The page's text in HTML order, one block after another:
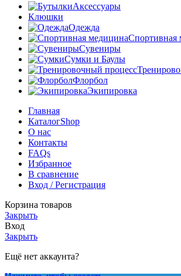
Аксессуары
Клюшки
Одежда
Спортивная
Сувениры
Сумки и Баулы
Флорбол
Экипировка
Главная
КаталогShop
О нас
Контакты
FAQs
Избранное
В сравнение
Вход / Регистрация
Корзина товаров
Закрыть
Вход
Закрыть
Ещё нет аккаунта?